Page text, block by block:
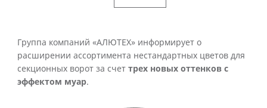
Группа компаний «АЛЮТЕХ» информирует о
расширении ассортимента нестандартных цветов для
секционных ворот за счеттрех новых оттенков с
эффектом муар.